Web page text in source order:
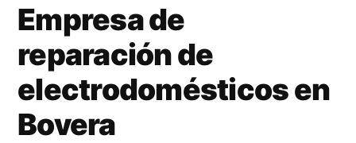
Empresa de
reparación de
electrodomésticos en
Bovera